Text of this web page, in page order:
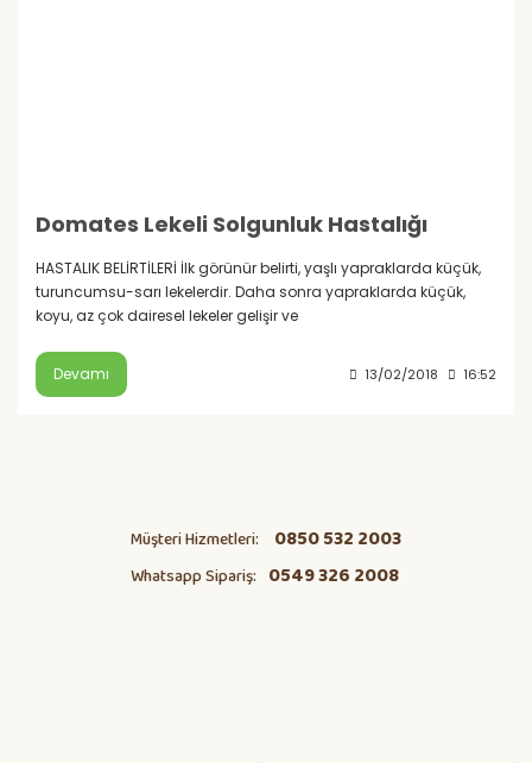
Domates Lekeli Solgunluk Hastalığı
HASTALIK BELİRTİLERİ İlk görünür belirti, yaşlı yapraklarda küçük,
turuncumsu-sarı lekelerdir. Daha sonra yapraklarda küçük,
koyu, az çok dairesel lekeler gelişir ve
Devamı 13/02/2018 16:52
Müşteri Hizmetleri: 0850 532 2003
Whatsapp Sipariş: 0549 326 2008